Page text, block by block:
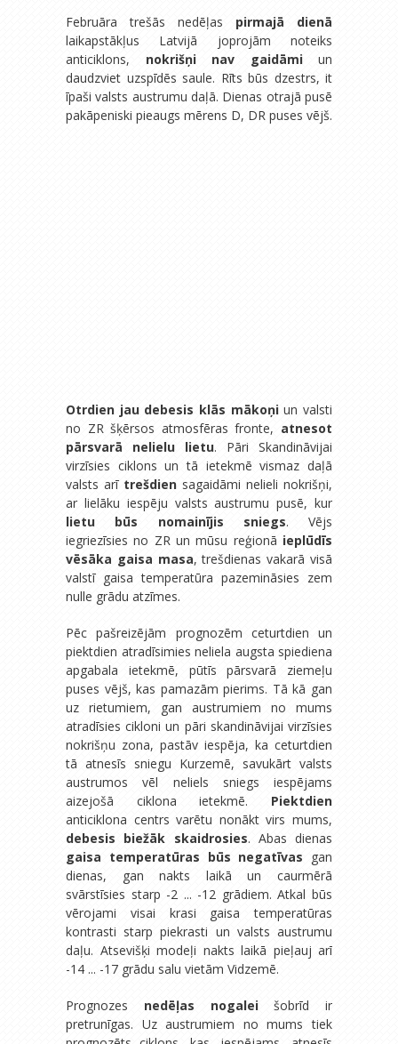
Februāra trešās nedēļas pirmajā dienā
laikapstākļus Latvijā joprojām noteiks
anticiklons, nokrišņi nav gaidāmiun
daudzviet uzspīdēs saule. Rīts būs dzestrs, it
īpaši valsts austrumu daļā. Dienas otrajā pusē
pakāpeniski pieaugs mērens D, DR puses vējš.
Otrdien jau debesis klās mākoņiun valsti
no ZR šķērsos atmosfēras fronte, atnesot
pārsvarā nelielu lietu. Pāri Skandināvijai
virzīsies ciklons un tā ietekmē vismaz daļā
valsts arī trešdien sagaidāmi nelieli nokrišņi,
ar lielāku iespēju valsts austrumu pusē, kur
lietu būs nomainījis sniegs. Vējs
iegriezīsies no ZR un mūsu reģionā ieplūdīs
vēsāka gaisa masa, trešdienas vakarā visā
valstī gaisa temperatūra pazemināsies zem
nulle grādu atzīmes.
Pēc pašreizējām prognozēm ceturtdien un
piektdien atradīsimies neliela augsta spiediena
apgabala ietekmē, pūtīs pārsvarā ziemeļu
puses vējš, kas pamazām pierims. Tā kā gan
uz rietumiem, gan austrumiem no mums
atradīsies cikloni un pāri skandināvijai virzīsies
nokrišņu zona, pastāv iespēja, ka ceturtdien
tā atnesīs sniegu Kurzemē, savukārt valsts
austrumos vēl neliels sniegs iespējams
aizejošā ciklona ietekmē. Piektdien
anticiklona centrs varētu nonākt virs mums,
debesis biežāk skaidrosies. Abas dienas
gaisa temperatūras būs negatīvas gan
dienas, gan nakts laikā un caurmērā
svārstīsies starp -2 ... -12 grādiem. Atkal būs
vērojami visai krasi gaisa temperatūras
kontrasti starp piekrasti un valsts austrumu
daļu. Atsevišķi modeļi nakts laikā pieļauj arī
-14 ... -17 grādu salu vietām Vidzemē.
Prognozes nedēļas nogaleišobrīd ir
pretrunīgas. Uz austrumiem no mums tiek